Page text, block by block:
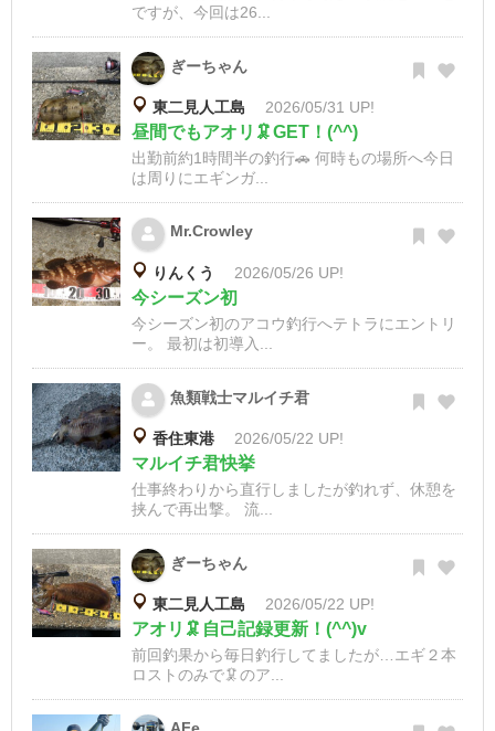
ですが、今回は26...
ぎーちゃん
東二見人工島 2026/05/31 UP!
昼間でもアオリ🦑GET！(^^)
出勤前約1時間半の釣行🚗 何時もの場所へ今日
は周りにエギンガ...
Mr.Crowley
りんくう 2026/05/26 UP!
今シーズン初
今シーズン初のアコウ釣行へテトラにエントリ
ー。 最初は初導入...
魚類戦士マルイチ君
香住東港 2026/05/22 UP!
マルイチ君快挙
仕事終わりから直行しましたが釣れず、休憩を
挟んで再出撃。 流...
ぎーちゃん
東二見人工島 2026/05/22 UP!
アオリ🦑自己記録更新！(^^)v
前回釣果から毎日釣行してましたが…エギ２本
ロストのみで🦑のア...